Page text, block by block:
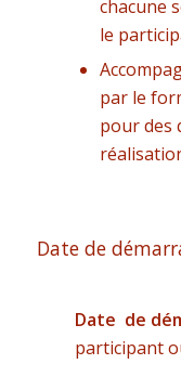
chacune
le
par le
pour des
Date de
Date de
participant